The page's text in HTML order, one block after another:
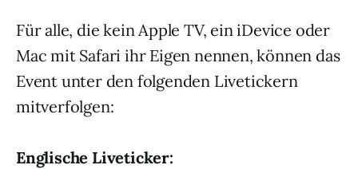
Für alle, die kein Apple TV, ein iDevice oder
Mac mit Safari ihr Eigen nennen, können das
Event unter den folgenden Livetickern
mitverfolgen:
Englische Liveticker: